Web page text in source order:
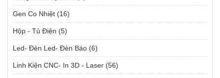
Gen Co Nhiệt (16)
Hộp - Tủ Điện (5)
Led- Đèn Led- Đèn Báo (6)
Linh Kiện CNC- In 3D - Laser (56)